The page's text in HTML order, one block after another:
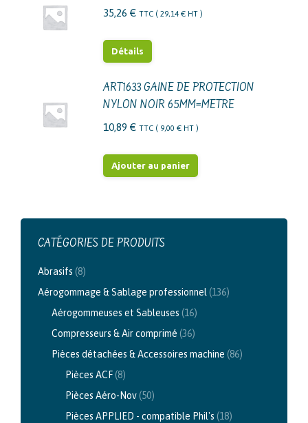
35,26 € TTC ( 29,14 € HT )
Détails
ART1633 GAINE DE PROTECTION
NYLON NOIR 65MM=METRE
10,89 € TTC ( 9,00 € HT )
Ajouter au panier
CATÉGORIES DE PRODUITS
Abrasifs (8)
Aérogommage & Sablage professionnel(136)
Aérogommeuses et Sableuses (16)
Compresseurs & Air comprimé (36)
Pièces détachées & Accessoires machine (86)
Pièces ACF(8)
Pièces Aéro-Nov(50)
Pièces APPLIED - compatible Phil's (18)